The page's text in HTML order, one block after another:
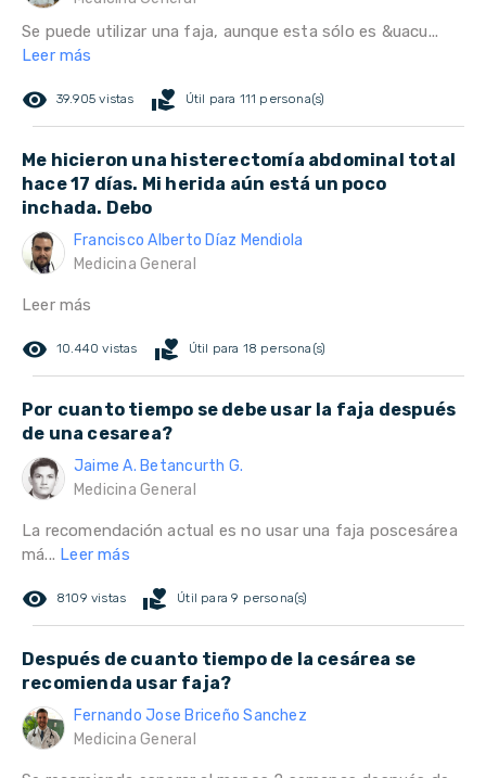
Se puede utilizar una faja, aunque esta sólo es &uacu...
Leer más
remove_red_eye 39.905 vistas volunteer_activism Útil para 111 persona(s)
Me hicieron una histerectomía abdominal total
hace 17 días. Mi herida aún está un poco
inchada. Debo
Francisco Alberto Díaz Mendiola
Medicina General
Leer más
remove_red_eye 10.440 vistas volunteer_activism Útil para 18 persona(s)
Por cuanto tiempo se debe usar la faja después
de una cesarea?
Jaime A. Betancurth G.
Medicina General
La recomendación actual es no usar una faja poscesárea
má... Leer más
remove_red_eye 8109 vistas volunteer_activism Útil para 9 persona(s)
Después de cuanto tiempo de la cesárea se
recomienda usar faja?
Fernando Jose Briceño Sanchez
Medicina General